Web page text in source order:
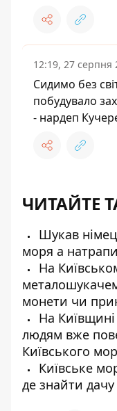
12:19, 27 серпня
Сидимо без
побудувало
- нардеп
ЧИТАЙТЕ
Шукав
моря а
На
монети чи
На
людям вже
Київського
Київське
де знайти дачу